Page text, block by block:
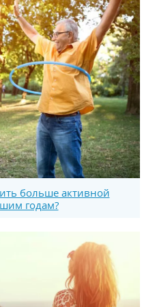
больше активной
годам?